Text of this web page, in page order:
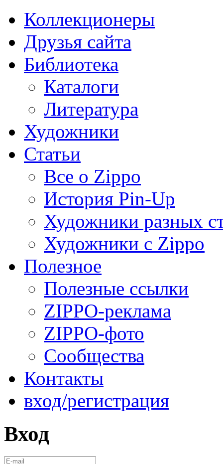
Коллекционеры
Друзья сайта
Библиотека
Каталоги
Литература
Художники
Статьи
Все о Zippo
История Pin-Up
Художники разных
Художники с Zippo
Полезное
Полезные ссылки
ZIPPO-реклама
ZIPPO-фото
Сообщества
Контакты
вход/регистрация
Вход